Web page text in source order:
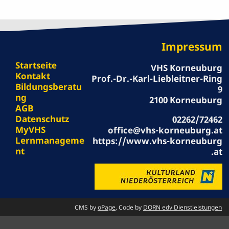
Startseite
Kontakt
Bildungsberatu
ng
AGB
Datenschutz
MyVHS
Lernmanageme
nt
Impressum
VHS Korneuburg
Prof.-Dr.-Karl-Liebleitner-Ring
9
2100 Korneuburg
02262/72462
office@vhs-korneuburg.at
https://www.vhs-korneuburg
.at
CMS byoPage, Code by DORN edv Dienstleistungen